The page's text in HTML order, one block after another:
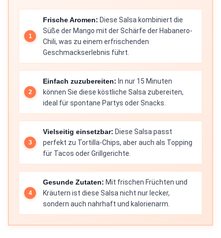
Frische Aromen: Diese Salsa kombiniert die
Süße der Mango mit der Schärfe der Habanero-
Chili, was zu einem erfrischenden
Geschmackserlebnis führt.
Einfach zuzubereiten: In nur 15 Minuten
können Sie diese köstliche Salsa zubereiten,
ideal für spontane Partys oder Snacks.
Vielseitig einsetzbar: Diese Salsa passt
perfekt zu Tortilla-Chips, aber auch als Topping
für Tacos oder Grillgerichte.
Gesunde Zutaten: Mit frischen Früchten und
Kräutern ist diese Salsa nicht nur lecker,
sondern auch nahrhaft und kalorienarm.